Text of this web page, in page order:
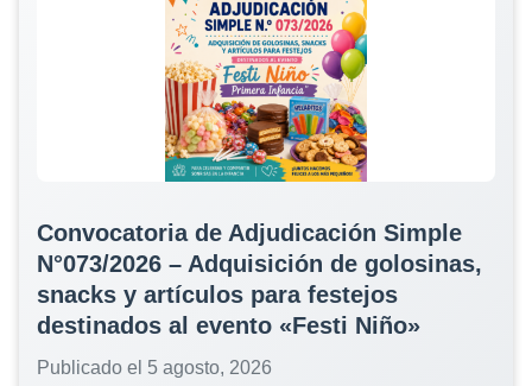
Convocatoria de Adjudicación Simple
N°073/2026 – Adquisición de golosinas,
snacks y artículos para festejos
destinados al evento «Festi Niño»
Publicado el 5 agosto, 2026